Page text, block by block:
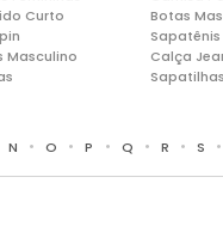
Curto
Masculino
Botas
Sapatênis
Calça
Sapatilhas
N • O • P • Q • R • S •